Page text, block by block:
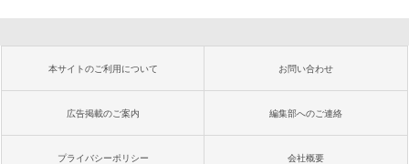
本サイトのご利用について お問い合わせ
広告掲載のご案内 編集部へのご連絡
プライバシーポリシー 会社概要